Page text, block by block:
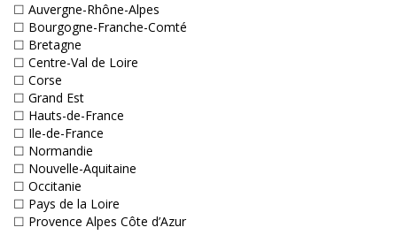
☐ Auvergne-Rhône-Alpes
☐ Bourgogne-Franche-Comté
☐ Bretagne
☐ Centre-Val de Loire
☐ Corse
☐ Grand Est
☐ Hauts-de-France
☐ Ile-de-France
☐ Normandie
☐ Nouvelle-Aquitaine
☐ Occitanie
☐ Pays de la Loire
☐ Provence Alpes Côte d’Azur